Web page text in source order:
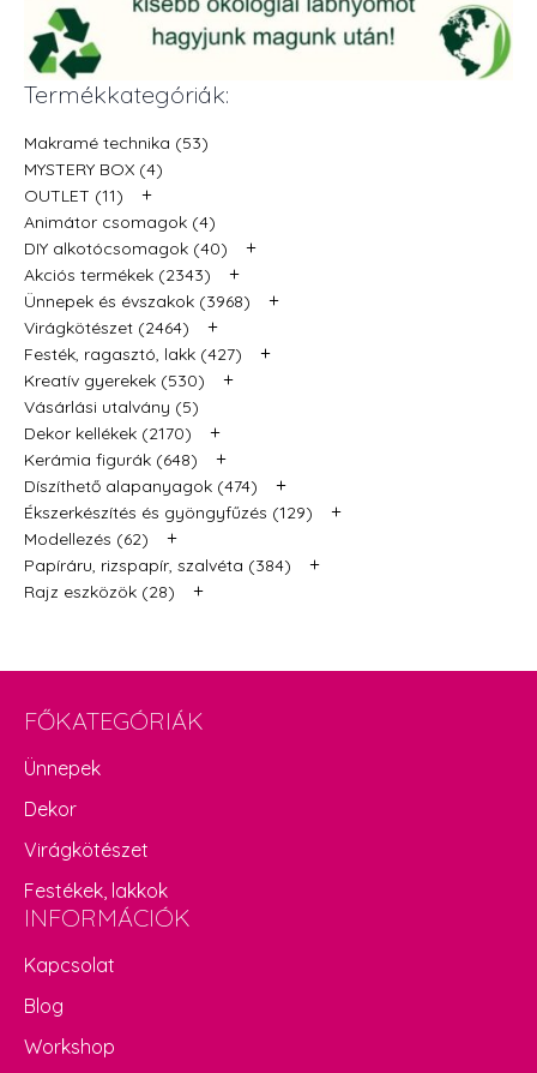
Termékkategóriák:
Makramé technika (53)
MYSTERY BOX (4)
OUTLET (11)
+
Animátor csomagok (4)
DIY alkotócsomagok (40)
+
Akciós termékek (2343) +
Ünnepek és évszakok (3968) +
Virágkötészet (2464) +
Festék, ragasztó, lakk (427) +
Kreatív gyerekek (530) +
Vásárlási utalvány (5)
Dekor kellékek (2170)
+
Kerámia figurák (648) +
Díszíthető alapanyagok (474) +
Ékszerkészítés és gyöngyfűzés (129) +
Modellezés (62) +
Papíráru, rizspapír, szalvéta (384) +
Rajz eszközök (28) +
FŐKATEGÓRIÁK
Ünnepek
Dekor
Virágkötészet
Festékek, lakkok
INFORMÁCIÓK
Kapcsolat
Blog
Workshop